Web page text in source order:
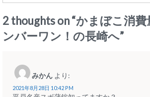
2 thoughts on “かまぼこ消
ンバーワン！の長崎へ”
みかん より:
2021年8月28日 10:42 PM